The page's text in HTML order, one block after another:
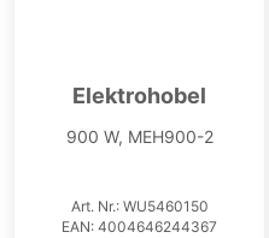
Elektrohobel
900 W, MEH900-2
Art. Nr.: WU5460150
EAN: 4004646244367